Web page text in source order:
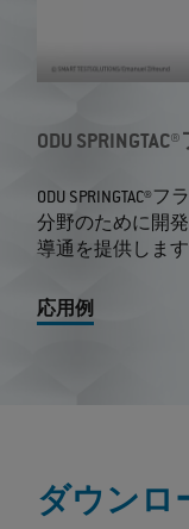
ODU
ODU
分野のために開
導通を提供します
応用例
ダウンロ